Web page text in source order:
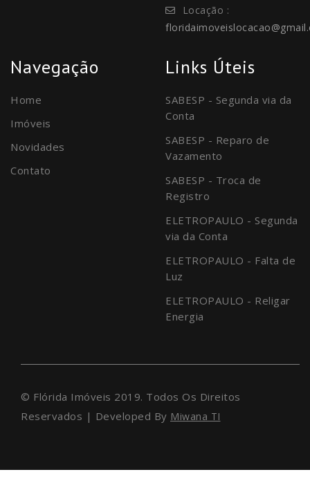
Locação :
Navegação
Home
Imóveis
Novidades
Contato
Links Úteis
SABESP - Segunda via da
Conta
SABESP - Reparo de
Vazamento
SABESP - Troca de
Registro
ELETROPAULO - Segunda
via da Conta
ELETROPAULO - Falta de
Luz
ELETROPAULO - Religar
Energia
© Flórida Imóveis 2019. Todos Os Direitos
Reservados | Developed By Miwana TI